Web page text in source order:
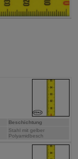
Beschichtung
Stahl mit gelber
Polyamidbesch